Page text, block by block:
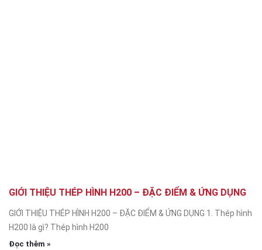
GIỚI THIỆU THÉP HÌNH H200 – ĐẶC ĐIỂM & ỨNG DỤNG
GIỚI THIỆU THÉP HÌNH H200 – ĐẶC ĐIỂM & ỨNG DỤNG 1. Thép hình
H200 là gì? Thép hình H200
Đọc thêm »